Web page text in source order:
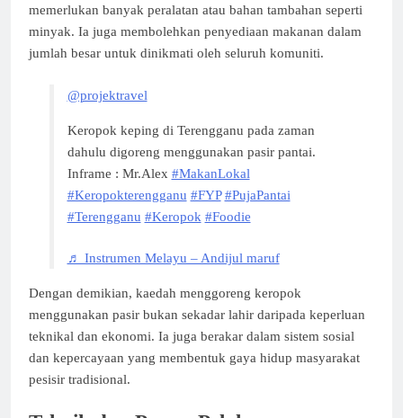
memerlukan banyak peralatan atau bahan tambahan seperti
minyak. Ia juga membolehkan penyediaan makanan dalam
jumlah besar untuk dinikmati oleh seluruh komuniti.
@projektravel
Keropok keping di Terengganu pada zaman
dahulu digoreng menggunakan pasir pantai.
Inframe : Mr.Alex #MakanLokal
#Keropokterengganu #FYP #PujaPantai
#Terengganu #Keropok #Foodie
♬ Instrumen Melayu – Andijul maruf
Dengan demikian, kaedah menggoreng keropok
menggunakan pasir bukan sekadar lahir daripada keperluan
teknikal dan ekonomi. Ia juga berakar dalam sistem sosial
dan kepercayaan yang membentuk gaya hidup masyarakat
pesisir tradisional.